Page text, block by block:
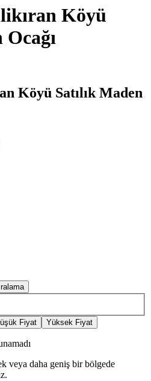
Köyü
Ocağı
Köyü Satılık Maden
Fiyat Yüksek Fiyat
veya daha geniş bir bölgede